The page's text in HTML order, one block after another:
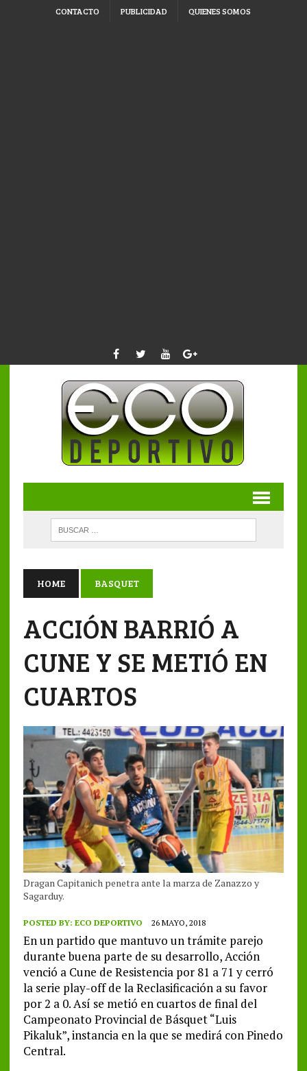
CONTACTO PUBLICIDAD QUIENES SOMOS
HOME BASQUET
ACCIÓN BARRIÓ A
CUNE Y SE METIÓ EN
CUARTOS
Dragan Capitanich penetra ante la marza de Zanazzo y
Sagarduy.
POSTED BY: ECO DEPORTIVO 26 MAYO, 2018
En un partido que mantuvo un trámite parejo
durante buena parte de su desarrollo, Acción
venció a Cune de Resistencia por 81 a 71 y cerró
la serie play-off de la Reclasificación a su favor
por 2 a 0. Así se metió en cuartos de final del
Campeonato Provincial de Básquet “Luis
Pikaluk”, instancia en la que se medirá con Pinedo
Central.